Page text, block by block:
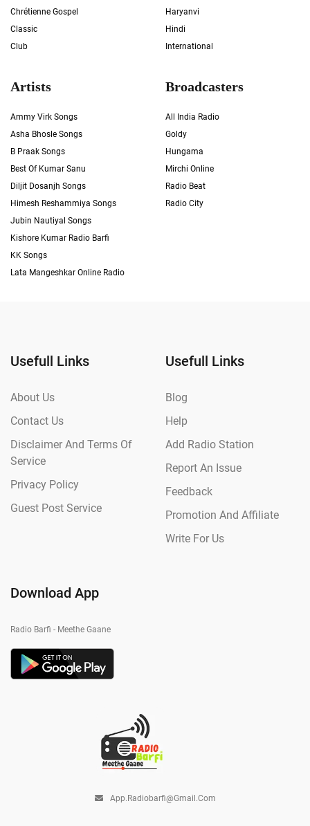
Chrétienne Gospel
Classic
Club
Haryanvi
Hindi
International
Artists
Ammy Virk Songs
Asha Bhosle Songs
B Praak Songs
Best Of Kumar Sanu
Diljit Dosanjh Songs
Himesh Reshammiya Songs
Jubin Nautiyal Songs
Kishore Kumar Radio Barfi
KK Songs
Lata Mangeshkar Online Radio
Broadcasters
All India Radio
Goldy
Hungama
Mirchi Online
Radio Beat
Radio City
Usefull Links
About Us
Contact Us
Disclaimer And Terms Of
Service
Privacy Policy
Guest Post Service
Usefull Links
Blog
Help
Add Radio Station
Report An Issue
Feedback
Promotion And Affiliate
Write For Us
Download App
Radio Barfi - Meethe Gaane
App.radiobarfi@gmail.com